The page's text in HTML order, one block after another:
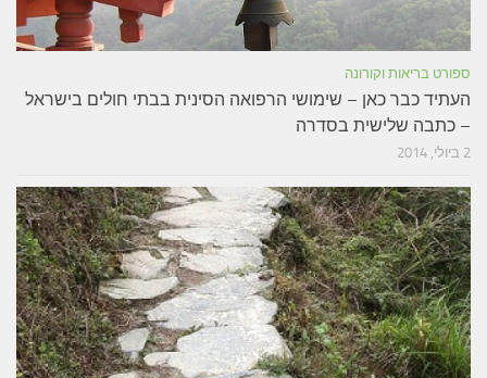
ספורט בריאות וקורונה
העתיד כבר כאן – שימושי הרפואה הסינית בבתי חולים בישראל
– כתבה שלישית בסדרה
2 ביולי, 2014